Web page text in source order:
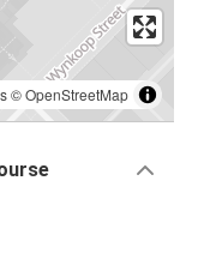
©OpenStreetMap